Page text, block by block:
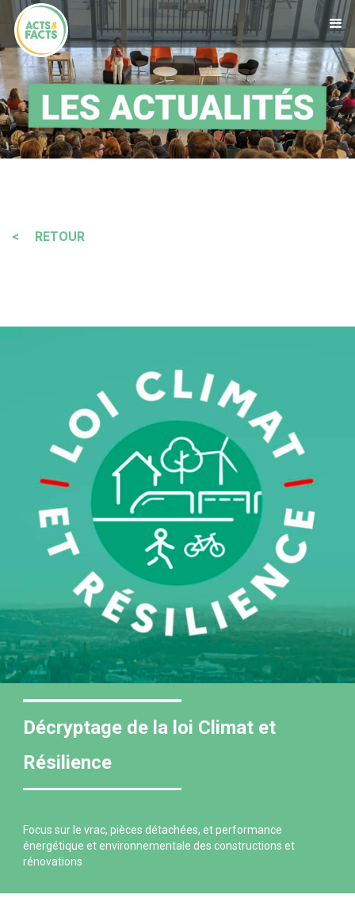
< RETOUR
Décryptage de la loi Climat et
Résilience
Focus sur le vrac, pièces détachées, et performance
énergétique et environnementale des constructions et
rénovations